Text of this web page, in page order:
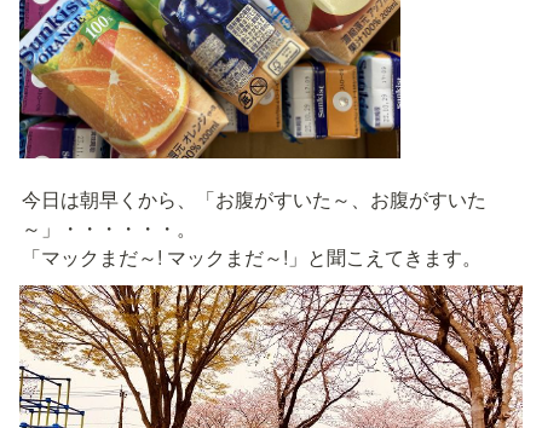
今日は朝早くから、「お腹がすいた～、お腹がすいた
～」・・・・・・。
「マックまだ～! マックまだ～!」と聞こえてきます。